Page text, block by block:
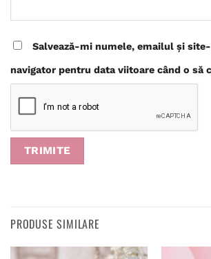
Salvează-mi numele, emailul și
navigator pentru data viitoare când o să
PRODUSE SIMILARE